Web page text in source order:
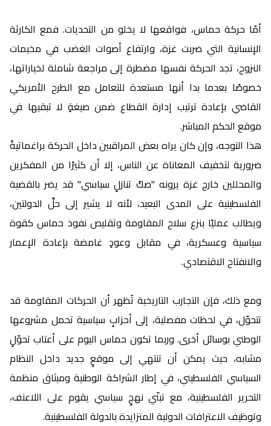
أمّا حركة حماس، فواقعها لا يخلو من التحديات. فمع الكارثة
الإنسانية التي ضربت غزة، وارتفاع أصوات الغضب في مخيمات
النزوح، تجد الحركة نفسها مضطرة إلى مراجعة شاملة لخياراتها،
خصوصًا بعدما بدا أنها مستعدة للتعامل مع الطرح الأمريكي
القاضي بإعادة ترتيب إدارة القطاع ضمن صيغةٍ لا تبقيها في
موقع الحكم المباشر.
هذا التوجه، وإن كان يراه بعض المراقبين داخل الحركة براغماتيةً
ضرورية لتخفيف المعاناة عن الناس، إلا أن كثيرًا من المفكرين
والمحللين خارج غزة يرونه "صكّ تنازلٍ سياسي" قد يضر بالقضية
الفلسطينية على المدى البعيد، لأنه لا يشير إلى حلِّ الدولتين،
ويطالب عمليًا بنزع سلاح المقاومة وتقليص نفوذ حماس كقوة
سياسية وعسكرية، في مقابل وعودٍ غامضة بإعادة الإعمار
والانفتاح الاقتصادي.
ومع ذلك، فإن التجارب التاريخية تُظهر أن الحركات المقاومة قد
تتحوّل، في لحظات مفصلية، إلى أحزابٍ سياسية تحمل مشروعها
الوطني بوسائل أخرى. وربما تكون حماس اليوم على أعتاب تحوّلٍ
مشابه، حيث يمكن أن تنتهي إلى موقعٍ جديد داخل النظام
السياسي الفلسطيني، في إطار الشراكة الوطنية وميثاق منظمة
التحرير الفلسطينية، مع تبنّي نهجٍ سياسي يقوم على اللاعنف،
وتوظيف الاعترافات الدولية المتزايدة بالدولة الفلسطينية.